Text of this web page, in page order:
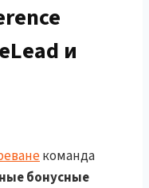
и
команда
бонусные